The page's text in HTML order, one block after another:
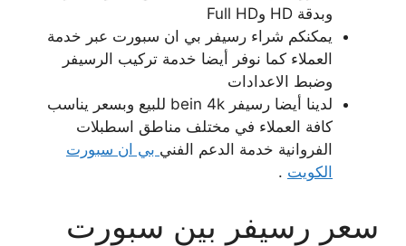
وبدقة HD وFull HD
يمكنكم شراء رسيفر بي ان سبورت عبر خدمة
العملاء كما نوفر أيضا خدمة تركيب الرسيفر
وضبط الاعدادات
لدينا أيضا رسيفر bein 4k للبيع وبسعر يناسب
كافة العملاء في مختلف مناطق اسطبلات
الفروانية خدمة الدعم الفني بي ان سبورت
الكويت .
سعر رسيفر بين سبورت